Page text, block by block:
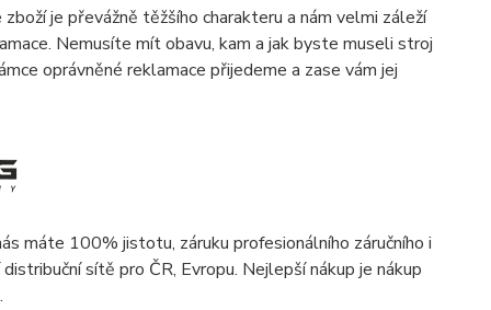
je převážně těžšího charakteru a nám velmi záleží
Nemusíte mít obavu, kam a jak byste museli stroj
oprávněné reklamace přijedeme a zase vám jej
máte 100% jistotu, záruku profesionálního záručního i
sítě pro ČR, Evropu. Nejlepší nákup je nákup